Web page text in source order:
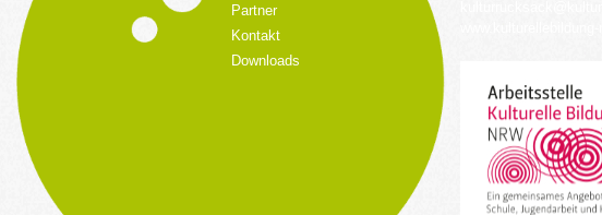
Partner
Kontakt
Downloads